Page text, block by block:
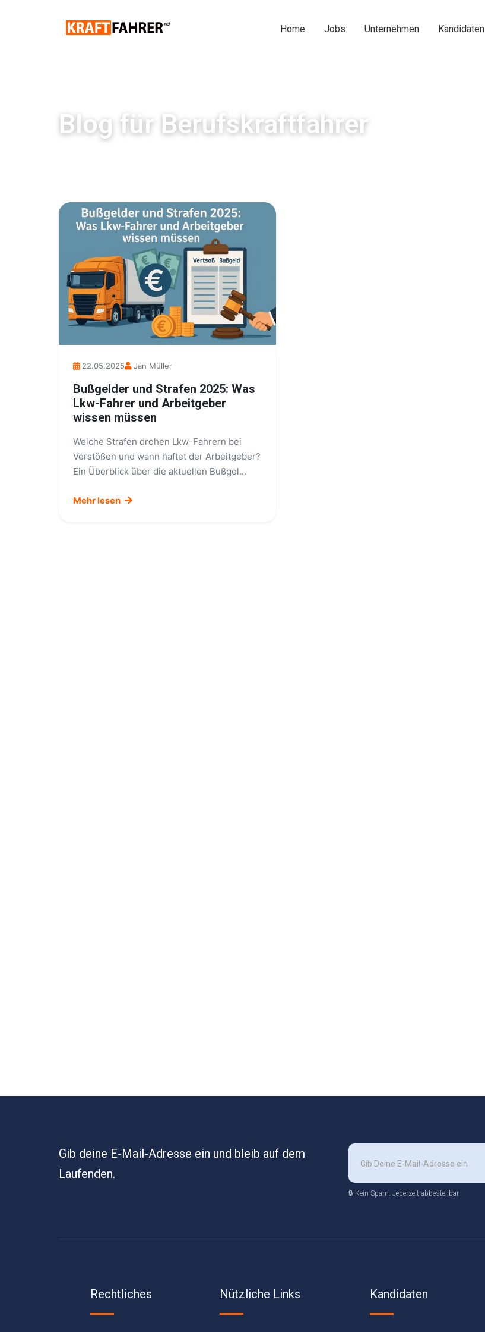
Home Jobs Unternehmen Kandidaten
Blog für Berufskraftfahrer
22.05.2025 Jan Müller
Bußgelder und Strafen 2025: Was
Lkw-Fahrer und Arbeitgeber
wissen müssen
Welche Strafen drohen Lkw-Fahrern bei
Verstößen und wann haftet der Arbeitgeber?
Ein Überblick über die aktuellen Bußgel...
Mehr lesen
Gib deine E-Mail-Adresse ein und bleib auf dem
Laufenden.
🔒 Kein Spam. Jederzeit abbestellbar.
Rechtliches Nützliche Links Kandidaten